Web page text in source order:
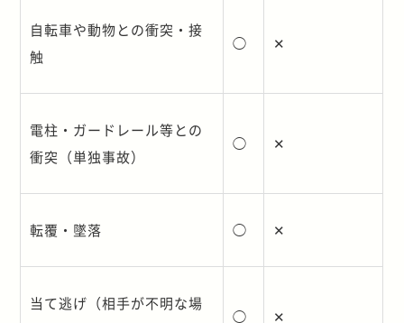
自転車や動物との衝突・接
触
◯ ✕
電柱・ガードレール等との
衝突（単独事故）
◯ ✕
転覆・墜落 ◯ ✕
当て逃げ（相手が不明な場
◯ ✕